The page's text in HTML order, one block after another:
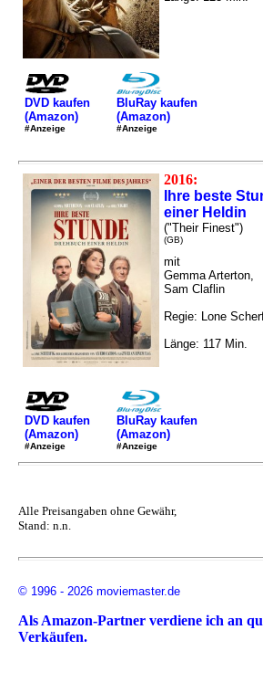
DVD kaufen
(Amazon)
#Anzeige
BluRay kaufen
(Amazon)
#Anzeige
2016:
Ihre beste
einer Heldin
("Their Finest")
(GB)
mit
Gemma Arterton,
Sam Claflin
Regie: Lone
Länge: 117 Min.
DVD kaufen
(Amazon)
#Anzeige
BluRay kaufen
(Amazon)
#Anzeige
Alle Preisangaben ohne Gewähr,
Stand: n.n.
© 1996 - 2026 moviemaster.de
Als Amazon-Partner verdiene ich an
Verkäufen.